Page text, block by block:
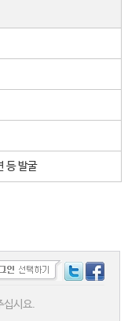
등 발굴
십시요.